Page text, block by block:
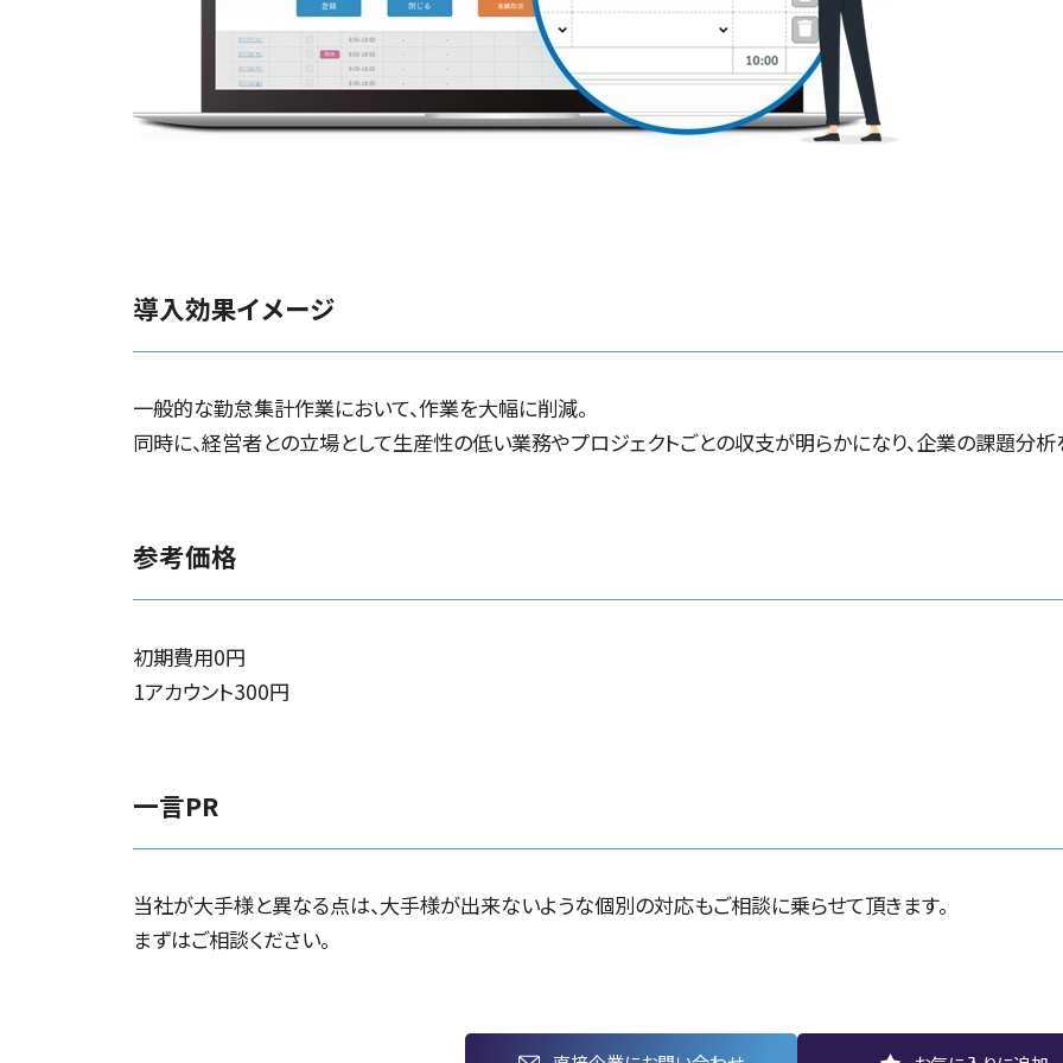
導入効果イメージ
一般的な勤怠集計作業において、作業を大幅に削減。
同時に、経営者との立場として生産性の低い業務やプロジェクトごとの収支が明らかになり、企業の課題分析
参考価格
初期費用0円
1アカウント300円
一言PR
当社が大手様と異なる点は、大手様が出来ないような個別の対応もご相談に乗らせて頂きます。
まずはご相談ください。